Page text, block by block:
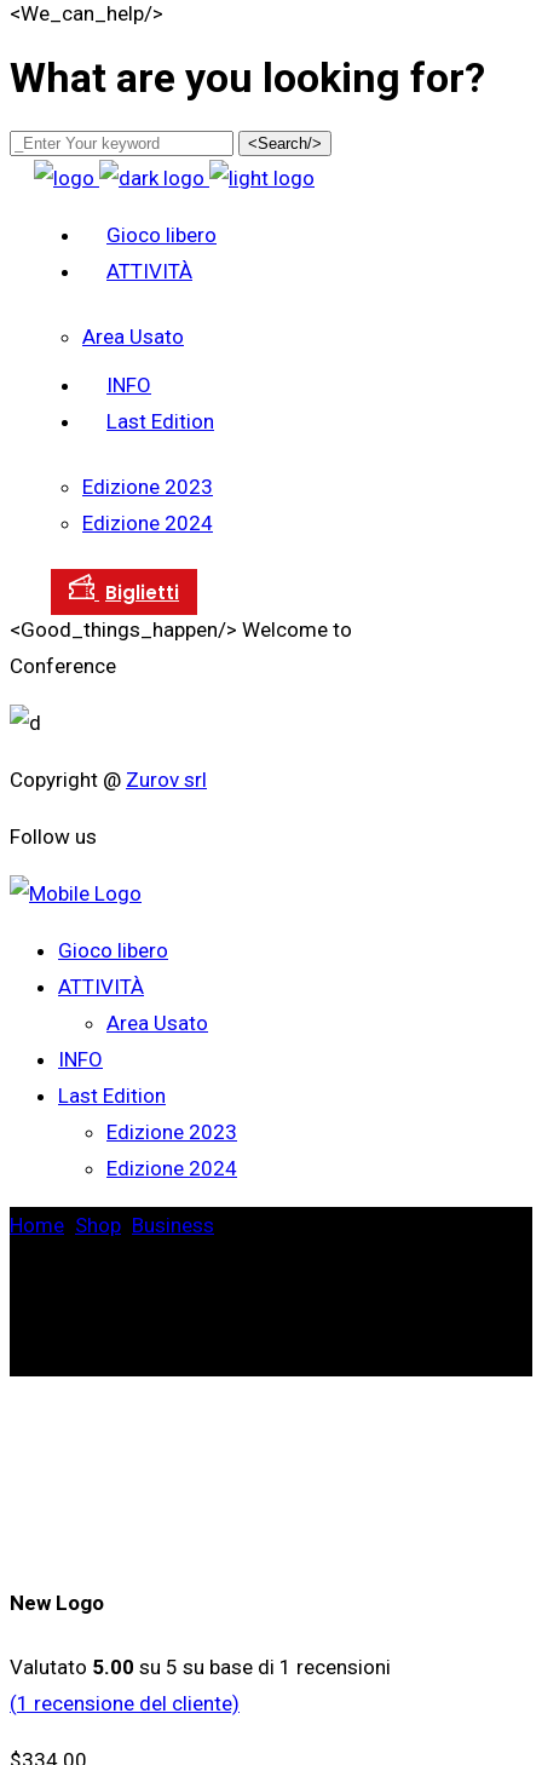
<We_can_help/>
What are you looking for?
<Search/>
Gioco libero
ATTIVITÀ
Area Usato
INFO
Last Edition
Edizione 2023
Edizione 2024
<Good_things_happen/> Welcome to
Conference
Copyright @ Zurov srl
Follow us
Gioco libero
ATTIVITÀ
Area Usato
INFO
Last Edition
Edizione 2023
Edizione 2024
Home Shop Business
New Logo
Valutato 5.00 su 5 su base di 1 recensioni
(1 recensione del cliente)